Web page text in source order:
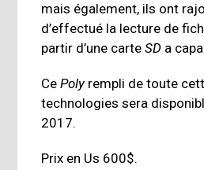
mais également, ils ont
d’effectué la lecture de
partir d’une carteSD a
Ce Polyrempli de toute
technologies sera
2017.
Prix en Us 600$.